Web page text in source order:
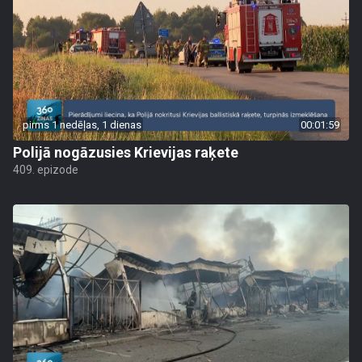
pirms 1 nedēļas, 1 dienas 00:01:59
Polijā nogāzusies Krievijas raķete
409. epizode